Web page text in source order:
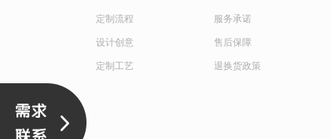
定制流程
设计创意
定制工艺
服务承诺
售后保障
退换货政策